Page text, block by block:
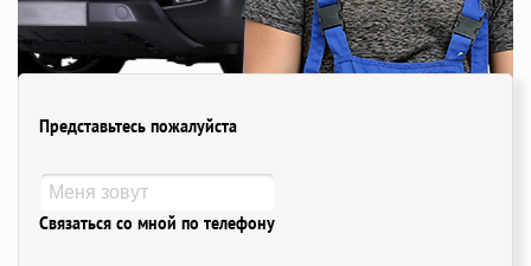
Представьтесь пожалуйста
Связаться со мной по телефону